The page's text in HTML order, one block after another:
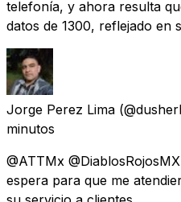
telefonía, y ahora resulta
datos de 1300, reflejado en
Jorge Perez Lima
minutos
@ATTMx
espera para que me